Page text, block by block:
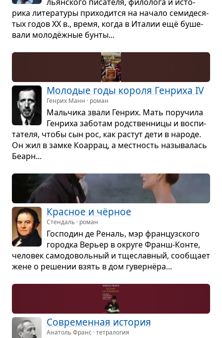
рика лите­ра­туры при­хо­дится на начало семи­де­ся­
тых годов XX в., время, когда в Ита­лии ещё буше­
вали молодёж­ные бунты...
Моло­дые годы короля Ген­риха IV
Генрих Манн · роман
Маль­чика звали Ген­рих. Мать пору­чила
Ген­риха забо­там род­ствен­ницы и вос­пи­
та­теля, чтобы сын рос, как рас­тут дети в народе.
Он жил в замке Коар­рац, а мест­ность назы­ва­лась
Беарн...
Крас­ное и чёр­ное
Стендаль · роман
Гос­по­дин де Реналь, мэр фран­цуз­ского
городка Верьер в округе Франш-Конте,
чело­век само­до­воль­ный и тще­слав­ный, сооб­щает
жене о реше­нии взять в дом гувер­нёра...
Совре­мен­ная исто­рия
Анатоль Франс · тетралогия